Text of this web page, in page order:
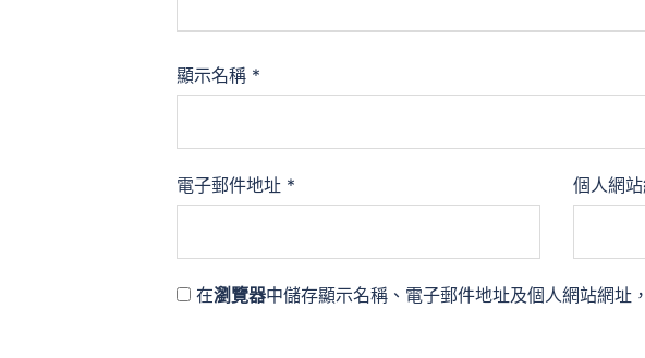
顯示名稱 *
電子郵件地址 * 個人網
在瀏覽器中儲存顯示名稱、電子郵件地址及個人網站網址